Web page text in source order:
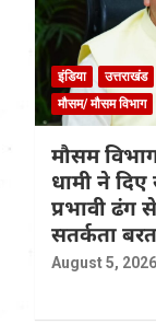
इंडिया उत्तराखंड
मौसम/ मौसम विभाग
मौसम
धामी ने
प्रभावी ढंग
सतर्कता
August 5, 2026